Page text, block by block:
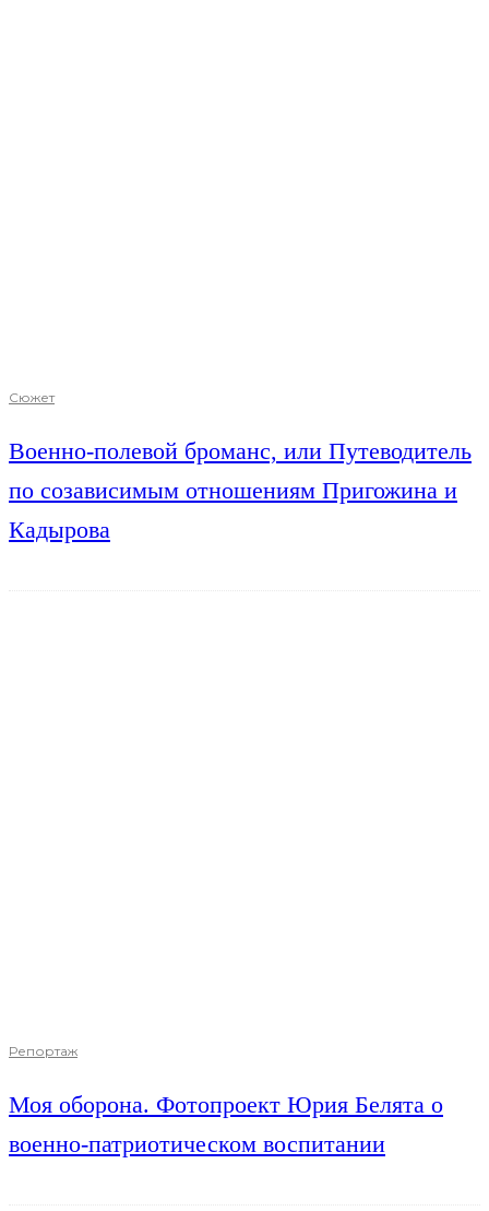
Сюжет
Военно-полевой броманс, или Путеводитель
по созависимым отношениям Пригожина и
Кадырова
Репортаж
Моя оборона. Фотопроект Юрия Белята о
военно-патриотическом воспитании